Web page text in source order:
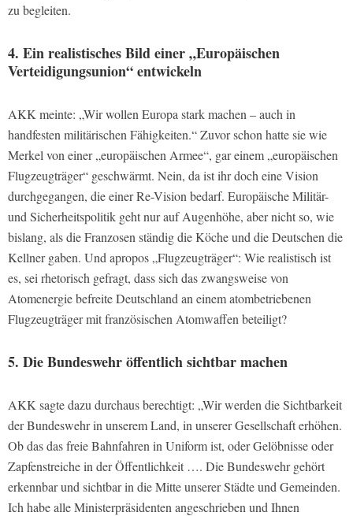
zu begleiten.
4. Ein realistisches Bild einer „Europäischen
Verteidigungsunion“ entwickeln
AKK meinte: „Wir wollen Europa stark machen – auch in
handfesten militärischen Fähigkeiten.“ Zuvor schon hatte sie wie
Merkel von einer „europäischen Armee“, gar einem „europäischen
Flugzeugträger“ geschwärmt. Nein, da ist ihr doch eine Vision
durchgegangen, die einer Re-Vision bedarf. Europäische Militär-
und Sicherheitspolitik geht nur auf Augenhöhe, aber nicht so, wie
bislang, als die Franzosen ständig die Köche und die Deutschen die
Kellner gaben. Und apropos „Flugzeugträger“: Wie realistisch ist
es, sei rhetorisch gefragt, dass sich das zwangsweise von
Atomenergie befreite Deutschland an einem atombetriebenen
Flugzeugträger mit französischen Atomwaffen beteiligt?
5. Die Bundeswehr öffentlich sichtbar machen
AKK sagte dazu durchaus berechtigt: „Wir werden die Sichtbarkeit
der Bundeswehr in unserem Land, in unserer Gesellschaft erhöhen.
Ob das das freie Bahnfahren in Uniform ist, oder Gelöbnisse oder
Zapfenstreiche in der Öffentlichkeit …. Die Bundeswehr gehört
erkennbar und sichtbar in die Mitte unserer Städte und Gemeinden.
Ich habe alle Ministerpräsidenten angeschrieben und Ihnen